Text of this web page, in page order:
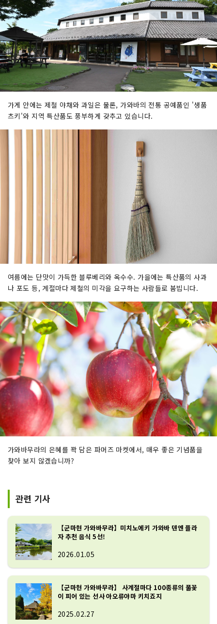
가게 안에는 제철 야채와 과일은 물론, 가와바의 전통 공예품인 '생품
츠키'와 지역 특산품도 풍부하게 갖추고 있습니다.
여름에는 단맛이 가득한 블루베리와 옥수수. 가을에는 특산품의 사과
나 포도 등, 계절마다 제철의 미각을 요구하는 사람들로 붐빕니다.
가와바무라의 은혜를 꽉 담은 파머즈 마켓에서, 매우 좋은 기념품을
찾아 보지 않겠습니까?
관련 기사
【군마현 가와바무라】미치노에키 가와바 덴엔 플라
자 추천 음식 5선!
2026.01.05
【군마현 가와바무라】 사계절마다 100종류의 풀꽃
이 피어 있는 선사 아오류야마 키치죠지
2025.02.27